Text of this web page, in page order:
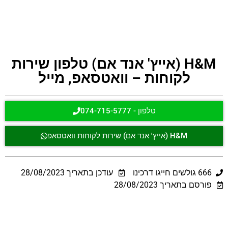
H&M (אייץ' אנד אם) טלפון שירות
לקוחות – וואטסאפ, מייל
טלפון - 074-715-5777
H&M (אייץ' אנד אם) שירות לקוחות וואטסאפ
666 גולשים חייגו דרכינו עודכן בתאריך 28/08/2023
פורסם בתאריך 28/08/2023